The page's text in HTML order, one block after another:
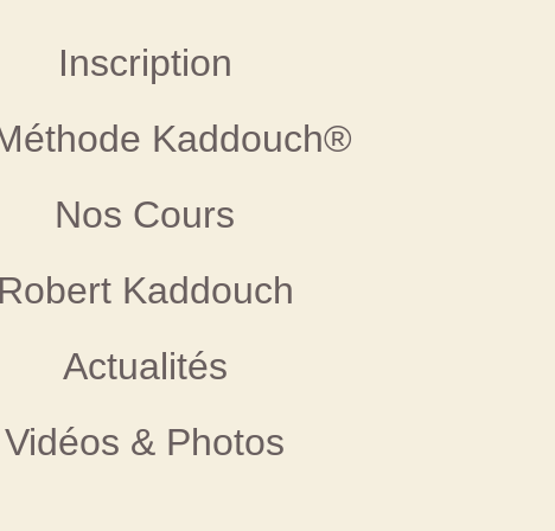
Inscription
Kaddouch®
Nos Cours
Kaddouch
Actualités
Vidéos & Photos